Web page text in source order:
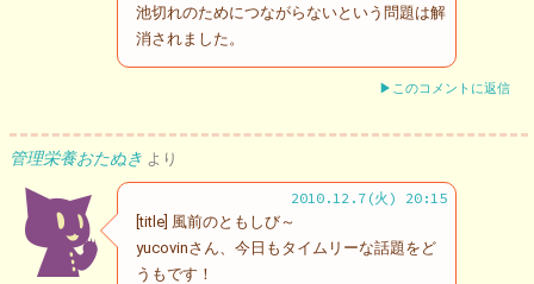
池切れのためにつながらないという問題は解
消されました。
▶このコメントに返信
管理栄養おたぬき より
2010.12.7(火) 20:15
[title] 風前のともしび～
yucovinさん、今日もタイムリーな話題をど
うもです！